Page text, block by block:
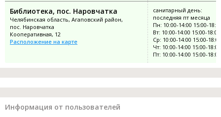
Библиотека, пос. Наровчатка
Челябинская область, Агаповский район,
пос. Наровчатка
Кооперативная, 12
Расположение на карте
санитарный день:
последняя пт месяца
Пн: 10:00-14:00 15:00-
Вт: 10:00-14:00 15:00-18:00
Ср: 10:00-14:00 15:00-18:00
Чт: 10:00-14:00 15:00-18:00
Пт: 10:00-14:00 15:00-18:00
Информация от пользователей